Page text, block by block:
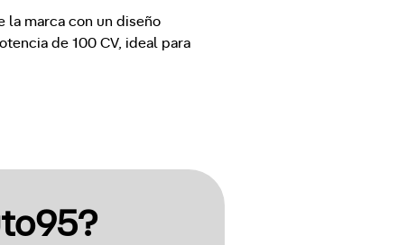
la marca con un diseño
de 100 CV, ideal para